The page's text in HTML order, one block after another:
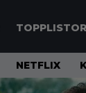
TOPPLISTOR
NETFLIX